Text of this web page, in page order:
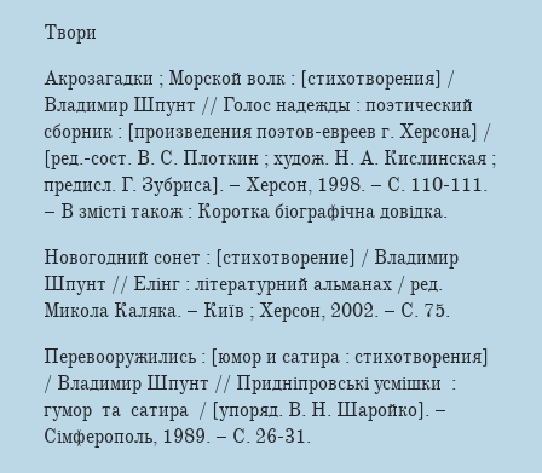
Твори
Акрозагадки ; Морской волк : [стихотворения] /
Владимир Шпунт // Голос надежды : поэтический
сборник : [произведения поэтов-евреев г. Херсона] /
[ред.-сост. В. С. Плоткин ; худож. Н. А. Кислинская ;
предисл. Г. Зубриса]. – Херсон, 1998. – С. 110-111.
– В змісті також : Коротка біографічна довідка.
Новогодний сонет : [стихотворение] / Владимир
Шпунт // Елінг : літературний альманах / ред.
Микола Каляка. – Київ ; Херсон, 2002. – С. 75.
Перевооружились : [юмор и сатира : стихотворения]
/ Владимир Шпунт // Придніпровські усмішки :
гумор та сатира / [упоряд. В. Н. Шаройко]. –
Сімферополь, 1989. – С. 26-31.